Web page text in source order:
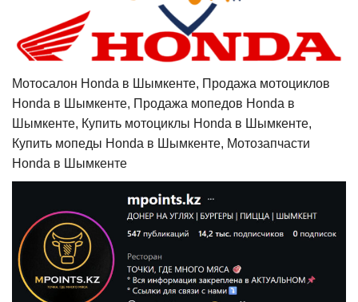
Мотосалон Honda в Шымкенте, Продажа мотоциклов
Honda в Шымкенте, Продажа мопедов Honda в
Шымкенте, Купить мотоциклы Honda в Шымкенте,
Купить мопеды Honda в Шымкенте, Мотозапчасти
Honda в Шымкенте